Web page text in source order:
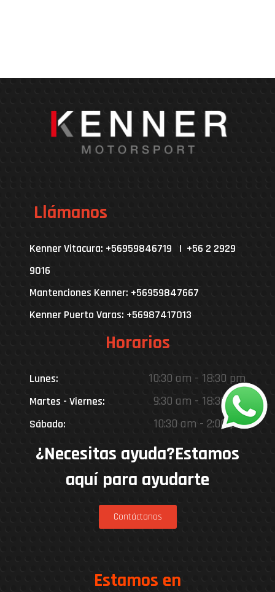
Llámanos
Kenner Vitacura: +56959846719 | +56 2 2929
9016
Mantenciones Kenner: +56959847667
Kenner Puerto Varas: +56987417013
Horarios
Lunes: 10:30 am - 18:30 pm
Martes - Viernes: 9:30 am - 18:30 pm
Sábado: 10:30 am - 2:00 pm
¿Necesitas ayuda?Estamos
aquí para ayudarte
Contáctanos
Estamos en